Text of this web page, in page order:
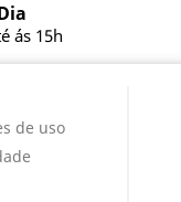
ás 15h
de uso